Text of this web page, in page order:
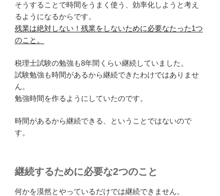
そうすることで時間をうまく使う、効率化しようと考え
るようになるからです。
残業は絶対しない！残業をしないために必要なたった1つ
のこと。
税理士試験の勉強も8年間くらい継続していました。
試験勉強も時間があるから継続できたわけではありませ
ん。
勉強時間を作るようにしていたのです。
時間があるから継続できる、ということではないので
す。
継続するために必要な2つのこと
何かを漠然とやっているだけでは継続できません。